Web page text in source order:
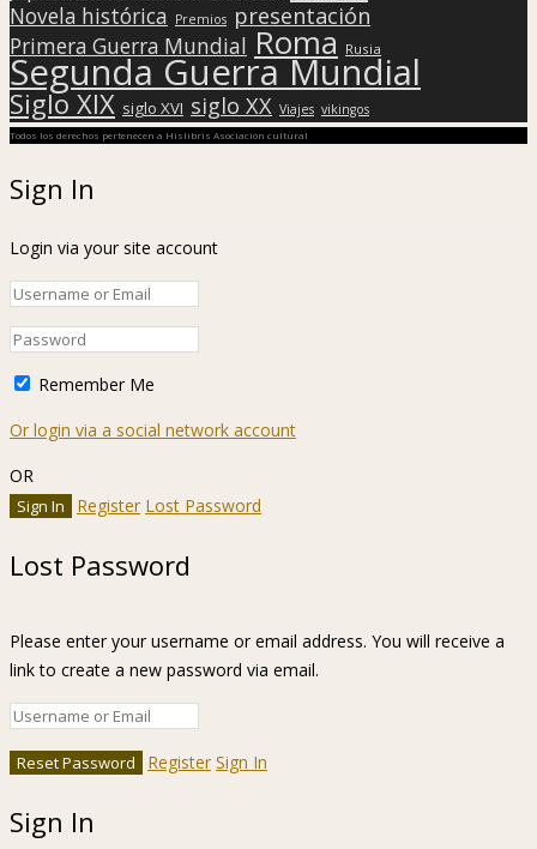
Novela histórica Premios presentación
Primera Guerra Mundial Roma Rusia
Segunda Guerra Mundial
Siglo XIX siglo XVI siglo XX Viajes vikingos
Todos los derechos pertenecen a Hislibris Asociación cultural
Sign In
Login via your site account
Remember Me
Or login via a social network account
OR
Register Lost Password
Lost Password
Please enter your username or email address. You will receive a
link to create a new password via email.
Register Sign In
Sign In